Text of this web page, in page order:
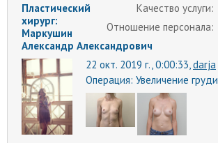
Качество услуги:
Отношение персонала:
Пластический
хирург:
Маркушин
Александр Александрович
22 окт. 2019 г., 0:00:33, darja
Операция: Увеличение груди